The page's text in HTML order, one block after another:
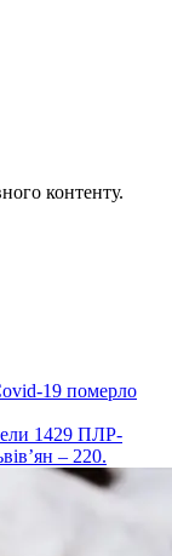
контенту.
19 померло
1429 ПЛР-
– 220.